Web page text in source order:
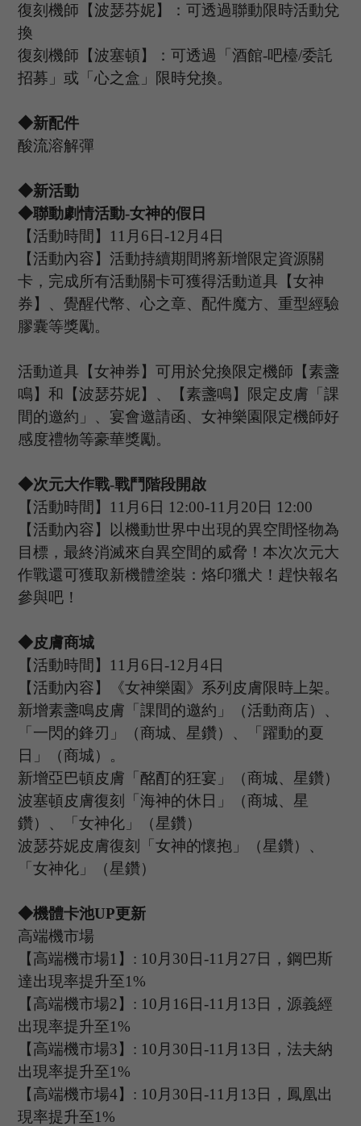
復刻機師【波瑟芬妮】：可透過聯動限時活動兌
換
復刻機師【波塞頓】：可透過「酒館-吧檯/委託
招募」或「心之盒」限時兌換。
◆新配件
酸流溶解彈
◆新活動
◆聯動劇情活動-女神的假日
【活動時間】 11 月 6日-12 月4日
【活動內容】活動持續期間將新增限定資源關
卡，完成所有活動關卡可獲得活動道具【女神
券】、覺醒代幣、心之章、配件魔方、重型經驗
膠囊等獎勵。
活動道具【女神券】可用於兌換限定機師【素盞
鳴】和【波瑟芬妮】、【素盞鳴】限定皮膚「課
間的邀約」、宴會邀請函、女神樂園限定機師好
感度禮物等豪華獎勵。
◆次元大作戰-戰鬥 階段開啟
【活動時間】 11 月 6日 12:00-11 月 20日 1 2:00
【活動內容】以機動世界中出現的異空間怪物為
目標，最終消滅來自異空間的威脅！本次次元大
作戰還可獲取新機體塗裝：烙印獵犬 ！趕快報名
參與吧！
◆皮膚商城
【活動時間】 11 月 6日-12 月4日
【活動內容】
《女神樂園》系列皮膚限時上架。
新增素盞鳴皮膚「課間的邀約」（活動商店）、
「一閃的鋒刃」（商城、星鑽）、「躍動的夏
日」（商城）。
新增亞巴頓皮膚「酩酊的狂宴」（商城、星鑽）
波塞頓皮膚復刻「海神的休日」（商城、星
鑽）、「女神化」（星鑽）
波瑟芬妮皮膚復刻「女神的懷抱」（星鑽）、
「女神化」（星鑽）
◆機體卡池UP更新
高端機市場
【高端機市場1 】 : 10 月 30日-11 月 27日，鋼巴斯
達出現率提升至1%
【高端機市場2 】 : 10 月 16日-11 月 13日，源義經
出現率提升至1%
【高端機市場3】 : 10 月 30日-11 月 13日， 法夫納
出現率提升至1%
【高端機市場4】 : 10 月 30日-11 月 13日， 鳳凰出
現率提升至1%